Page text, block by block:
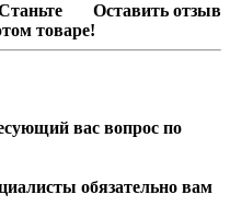
Оставить отзыв
товаре!
вас вопрос по
обязательно вам